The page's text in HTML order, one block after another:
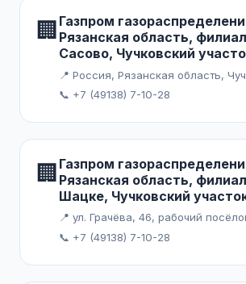
🏢 Газпром
Рязанская область,
Сасово, Чучковский
📞 +7 (49138) 7-10-28
🏢 Газпром
Рязанская область,
Шацке, Чучковский
📍 ул. Грачёва, 46, рабочий
📞 +7 (49138) 7-10-28